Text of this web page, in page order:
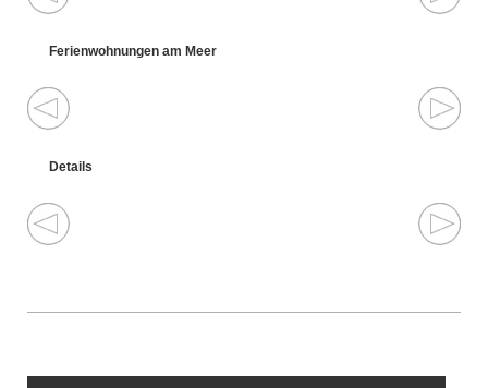
Ferienwohnungen am Meer
Details